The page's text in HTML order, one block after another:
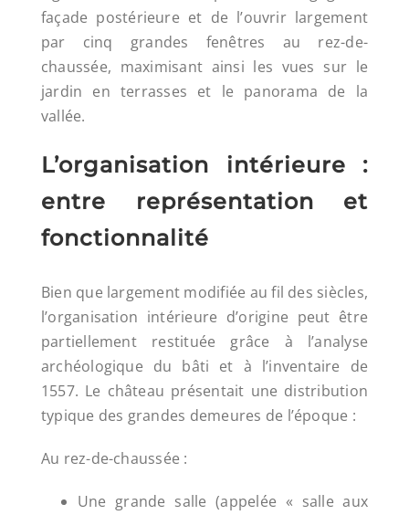
façade postérieure et de l’ouvrir largement
par cinq grandes fenêtres au rez-de-
chaussée, maximisant ainsi les vues sur le
jardin en terrasses et le panorama de la
vallée.
L’organisation intérieure :
entre représentation et
fonctionnalité
Bien que largement modifiée au fil des siècles,
l’organisation intérieure d’origine peut être
partiellement restituée grâce à l’analyse
archéologique du bâti et à l’inventaire de
1557. Le château présentait une distribution
typique des grandes demeures de l’époque :
Au rez-de-chaussée :
Une grande salle (appelée « salle aux